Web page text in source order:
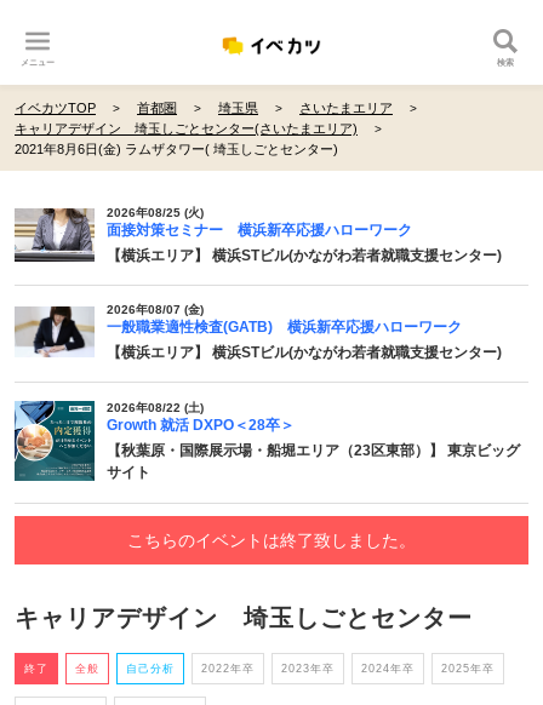
メニュー 検索
イベカツTOP 首都圏 埼玉県
さいたまエリア
キャリアデザイン 埼玉しごとセンター(さいたまエリア)
2021年8月6日(金) ラムザタワー( 埼玉しごとセンター)
2026年08/25 (火)
面接対策セミナー 横浜新卒応援ハローワーク
【横浜エリア】 横浜STビル(かながわ若者就職支援センター)
2026年08/07 (金)
一般職業適性検査(GATB) 横浜新卒応援ハローワーク
【横浜エリア】 横浜STビル(かながわ若者就職支援センター)
2026年08/22 (土)
Growth 就活 DXPO＜28卒＞
【秋葉原・国際展示場・船堀エリア（23区東部）】 東京ビッグ
サイト
こちらのイベントは終了致しました。
キャリアデザイン 埼玉しごとセンター
終了 全般 自己分析 2022年卒 2023年卒 2024年卒 2025年卒